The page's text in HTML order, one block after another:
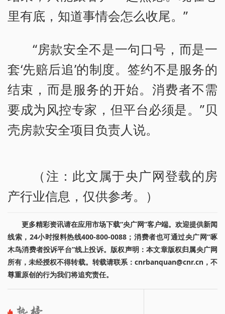
里有底，知道事情会怎么收尾。”
“房款安全不是一句口号，而是一
套‘先赔后追’的制度。签约不是服务的
结束，而是服务的开始。消费者不需
要成为风控专家，但平台必须是。”贝
壳房款安全项目负责人说。
（注：此文属于央广网登载的房
产行业信息，仅供参考。）
更多精彩资讯请在应用市场下载“央广网”客户端。欢迎提供新闻
线索，24小时报料热线400-800-0088；消费者也可通过央广网“啄
木鸟消费者投诉平台”线上投诉。版权声明：本文章版权归属央广网
所有，未经授权不得转载。转载请联系：cnrbanquan@cnr.cn，不
尊重原创的行为我们将追究责任。